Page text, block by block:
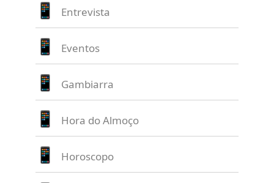
Entrevista
Eventos
Gambiarra
Hora do Almoço
Horoscopo